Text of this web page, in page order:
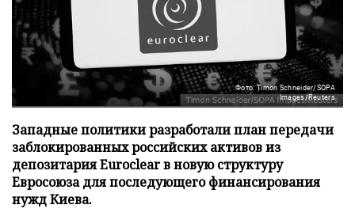
Фото: Timon Schneider/SOPA
Images/Reuters
Западные политики разработали план передачи
заблокированных российских активов из
депозитария Euroclear в новую структуру
Евросоюза для последующего финансирования
нужд Киева.